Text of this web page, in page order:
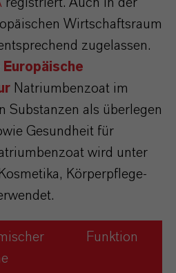
registriert. Auch in der
Wirtschaftsraum
zugelassen.
Europäische
Natriumbenzoat im
Substanzen als überlegen
Gesundheit für
wird unter
Körperpflege-
Funktion